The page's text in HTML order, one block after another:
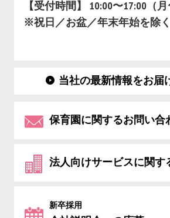
【受付時間】 10:00〜17:00（月
※祝日／お盆／年末年始を除く
当社の最新情報をお届
保育園に関するお問い合
法人向けサービスに関す
新卒採用